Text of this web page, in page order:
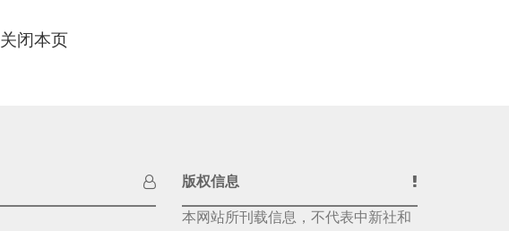
关闭本页
版权信息
本网站所刊载信息，不代表中新社和